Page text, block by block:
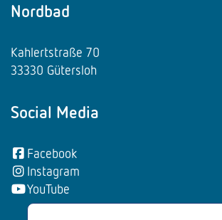
Nordbad
Kahlertstraße 70
33330 Gütersloh
Social Media
Facebook
Instagram
YouTube